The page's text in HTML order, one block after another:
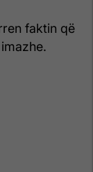
faktin që